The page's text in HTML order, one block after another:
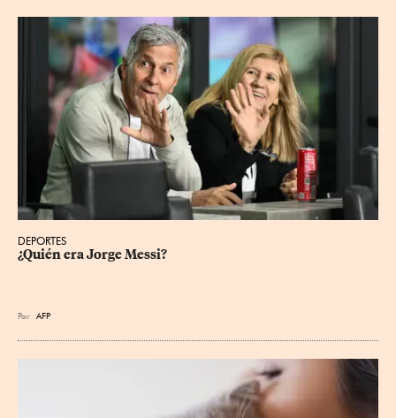
DEPORTES
¿Quién era Jorge Messi?
Por AFP